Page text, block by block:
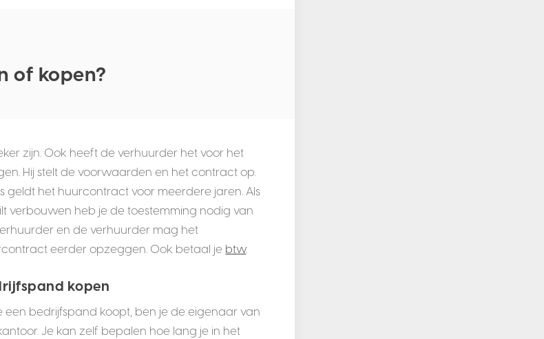
of kopen?
zijn. Ook heeft de verhuurder het voor het
Hij stelt de voorwaarden en het contract op.
geldt het huurcontract voor meerdere jaren. Als
verbouwen heb je de toestemming nodig van
en de verhuurder mag het
eerder opzeggen. Ook betaal je btw.
kopen
een bedrijfspand koopt, ben je de eigenaar van
Je kan zelf bepalen hoe lang je in het